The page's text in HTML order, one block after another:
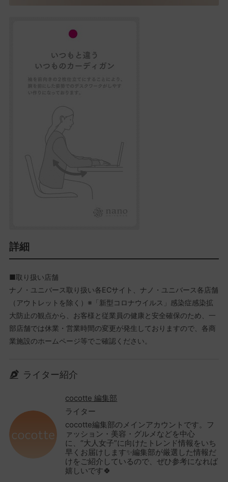
詳細
■取り扱い店舗
ナノ・ユニバース取り扱い各ECサイト、ナノ・ユニバース各店舗
（アウトレットを除く）※「新型コロナウイルス」感染症感染拡
大防止の観点から、お客様と従業員の健康と安全確保のため、一
部店舗では休業・営業時間の変更が発生しておりますので、各商
業施設のホームページ等でご確認ください。
ライター紹介
cocotte 編集部
ライター
cocotte編集部のメインアカウントです。フ
ァッション・美容・グルメなどを中心
に、“大人女子”に向けたトレンド情報をいち
早くお届けします✨編集部が厳選した情報だ
けをご紹介しているので、ぜひ参考になれば
嬉しいです🍀